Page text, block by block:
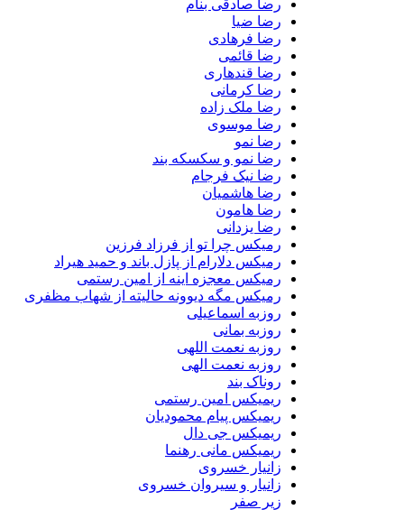
رضا صادقی بنام
رضا ضیا
رضا فرهادی
رضا قائمی
رضا قندهاری
رضا کرمانی
رضا ملک زاده
رضا موسوی
رضا نمو
رضا نمو و سکسکه بند
رضا نیک فرجام
رضا هاشمیان
رضا هامون
رضا یزدانی
رمیکس چرا تو از فرزاد فرزین
رمیکس دلارام از پازل باند و حمید هیراد
رمیکس معجزه اینه از امین رستمی
رمیکس مگه دیوونه حالیته از شهاب مظفری
روزبه اسماعیلی
روزبه بمانی
روزبه نعمت اللهی
روزبه نعمت الهی
روناک بند
ریمیکس امین رستمی
ریمیکس پیام محمودیان
ریمیکس جی دال
ریمیکس مانی رهنما
زانیار خسروی
زانیار و سیروان خسروی
زیر صفر